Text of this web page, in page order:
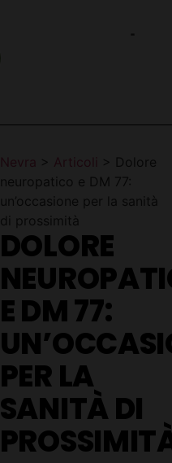
Nevra > Articoli >
Dolore
neuropatico e DM 77:
un’occasione per la sanità
di prossimità
DOLORE
E DM 77:
PER LA
SANITÀ DI